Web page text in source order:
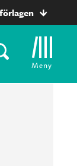
Meny